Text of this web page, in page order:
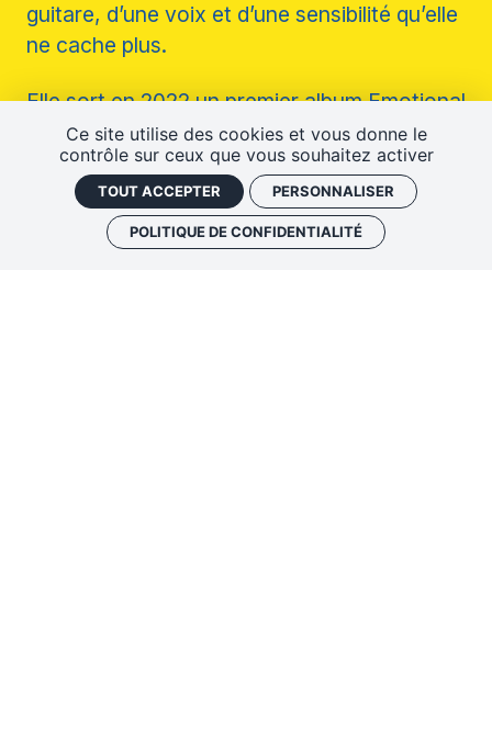
Ce site utilise des cookies et vous donne le
contrôle sur ceux que vous souhaitez activer
TOUT ACCEPTER PERSONNALISER
POLITIQUE DE CONFIDENTIALITÉ
guitare, d’une voix et d’une sensibilité qu’elle
ne cache plus.
Elle sort en 2022 un premier album Emotional
territory, sélection FIP, qui l'emmène sur les
routes avec des artistes français et
internationaux comme Asgeir, Sigur Ros,
Herman Dune, Black Sea Dahu, ou encore
Jay Jay Johansson. Fin 2023, c'est l'EP "À